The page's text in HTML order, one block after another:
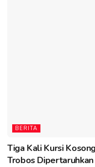
BERITA
Tiga Kali Kursi
Trobos Dipertaruhkan